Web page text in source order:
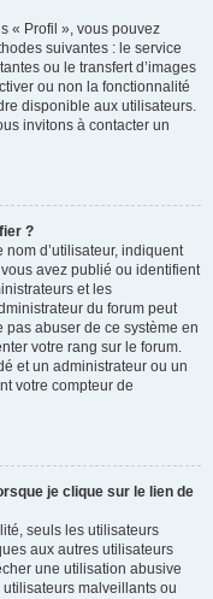
« Profil », vous pouvez
suivantes : le service
ou le transfert d’images
ou non la fonctionnalité
disponible aux utilisateurs.
invitons à contacter un
?
d’utilisateur, indiquent
avez publié ou identifient
et les
du forum peut
abuser de ce système en
votre rang sur le forum.
et un administrateur ou un
votre compteur de
je clique sur le lien de
seuls les utilisateurs
aux autres utilisateurs
une utilisation abusive
malveillants ou